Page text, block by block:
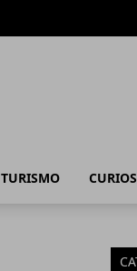
TURISMO